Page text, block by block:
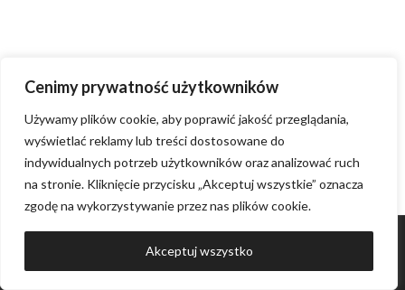
Cenimy prywatność użytkowników
Używamy plików cookie, aby poprawić jakość przeglądania,
wyświetlać reklamy lub treści dostosowane do
indywidualnych potrzeb użytkowników oraz analizować ruch
na stronie. Kliknięcie przycisku „Akceptuj wszystkie” oznacza
zgodę na wykorzystywanie przez nas plików cookie.
Akceptuj wszystko
© COPYRIGHT 2024 COZY IZERIA | REGULAMIN